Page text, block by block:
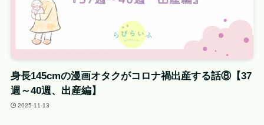
身長145cmの漫画オタクがコロナ禍出産する話⑧【37
週～40週、出産編】
2025-11-13